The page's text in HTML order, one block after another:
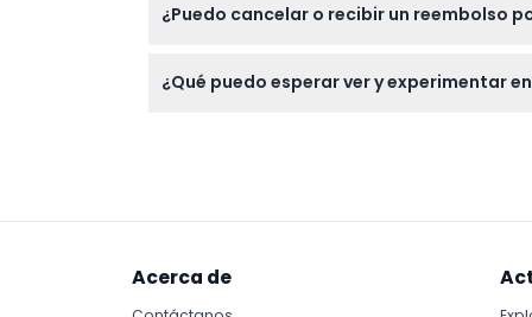
panorámicas.
¿Puedo cancelar o recibir un reembolso
¿Qué puedo esperar ver y experimentar
Acerca de